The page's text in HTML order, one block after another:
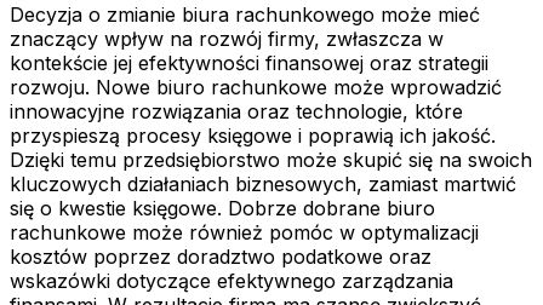
Decyzja o zmianie biura rachunkowego może mieć
znaczący wpływ na rozwój firmy, zwłaszcza w
kontekście jej efektywności finansowej oraz strategii
rozwoju. Nowe biuro rachunkowe może wprowadzić
innowacyjne rozwiązania oraz technologie, które
przyspieszą procesy księgowe i poprawią ich jakość.
Dzięki temu przedsiębiorstwo może skupić się na swoich
kluczowych działaniach biznesowych, zamiast martwić
się o kwestie księgowe. Dobrze dobrane biuro
rachunkowe może również pomóc w optymalizacji
kosztów poprzez doradztwo podatkowe oraz
wskazówki dotyczące efektywnego zarządzania